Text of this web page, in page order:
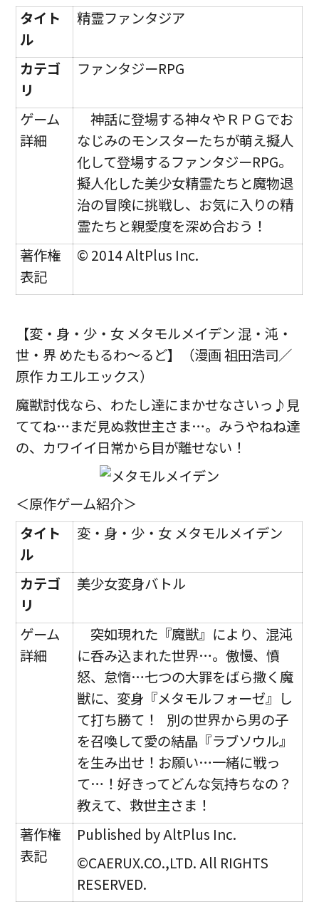
タイト
ル
精霊ファンタジア
カテゴ
リ
ファンタジーRPG
ゲーム
詳細
神話に登場する神々やＲＰＧでお
なじみのモンスターたちが萌え擬人
化して登場するファンタジーRPG。
擬人化した美少女精霊たちと魔物退
治の冒険に挑戦し、お気に入りの精
霊たちと親愛度を深め合おう！
著作権
表記
© 2014 AltPlus Inc.
【変・身・少・女 メタモルメイデン 混・沌・
世・界 めたもるわ〜るど】（漫画 祖田浩司／
原作 カエルエックス）
魔獣討伐なら、わたし達にまかせなさいっ♪見
ててね…まだ見ぬ救世主さま…。みうやねね達
の、カワイイ日常から目が離せない！
＜原作ゲーム紹介＞
タイト
ル
変・身・少・女 メタモルメイデン
カテゴ
リ
美少女変身バトル
ゲーム
詳細
突如現れた『魔獣』により、混沌
に呑み込まれた世界…。傲慢、憤
怒、怠惰…七つの大罪をばら撒く魔
獣に、変身『メタモルフォーゼ』し
て打ち勝て！ 別の世界から男の子
を召喚して愛の結晶『ラブソウル』
を生み出せ！お願い…一緒に戦っ
て…！好きってどんな気持ちなの？
教えて、救世主さま！
著作権
表記
Published by AltPlus Inc.
©CAERUX.CO.,LTD. All RIGHTS
RESERVED.